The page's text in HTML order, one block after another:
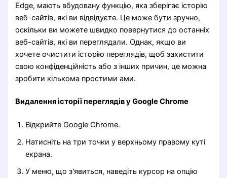
Edge, мають вбудовану функцію, яка зберігає історію
веб-сайтів, які ви відвідуєте. Це може бути зручно,
оскільки ви можете швидко повернутися до останніх
веб-сайтів, які ви переглядали. Однак, якщо ви
хочете очистити історію переглядів, щоб захистити
свою конфіденційність або з інших причин, це можна
зробити кількома простими ами.
Видалення історії переглядів у Google Chrome
Відкрийте Google Chrome.
Натисніть на три точки у верхньому правому куті
екрана.
У меню, що з'явиться, наведіть курсор на опцію